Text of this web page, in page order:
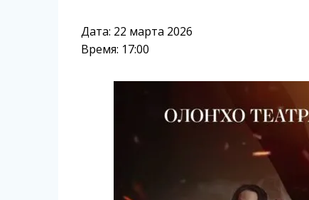
Дата: 22 марта 2026
Время: 17:00